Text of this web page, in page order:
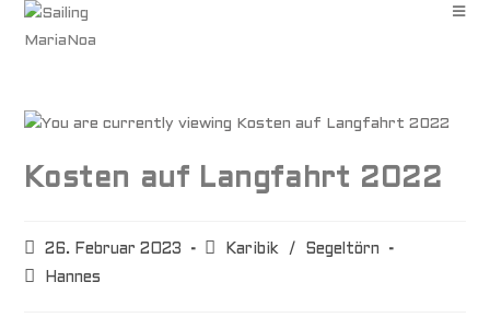
Kosten auf Langfahrt 2022
26. Februar 2023 Karibik /
Segeltörn
Hannes